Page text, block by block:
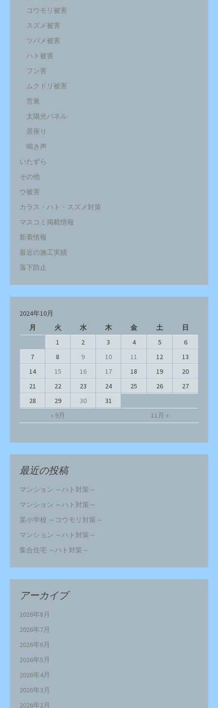
コウモリ被害
スズメ被害
ツバメ被害
ハト被害
フン害
ムクドリ被害
営巣
太陽光パネル
居座り
鳴き声
いたずら
その他
ウ被害
カラス・ハト・スズメ対策
マスコミ掲載情報
新着情報
最近の施工実績
落下防止
2024年10月
月
火 水 木 金 土 日
« 9月 11月 »
1 2 3 4 5
6
7
8 9 10 11 12
13
14
15 16 17 18 19
20
21
22 23 24 25 26
27
28
29 30 31
最近の投稿
マンション ～ハト対策～
マンション ～ハト対策～
某小学校 ～コウモリ対策～
マンション ～ハト対策～
集合住宅 ～ハト対策～
アーカイブ
2026年8月
2026年7月
2026年6月
2026年5月
2026年4月
2026年3月
2026年2月